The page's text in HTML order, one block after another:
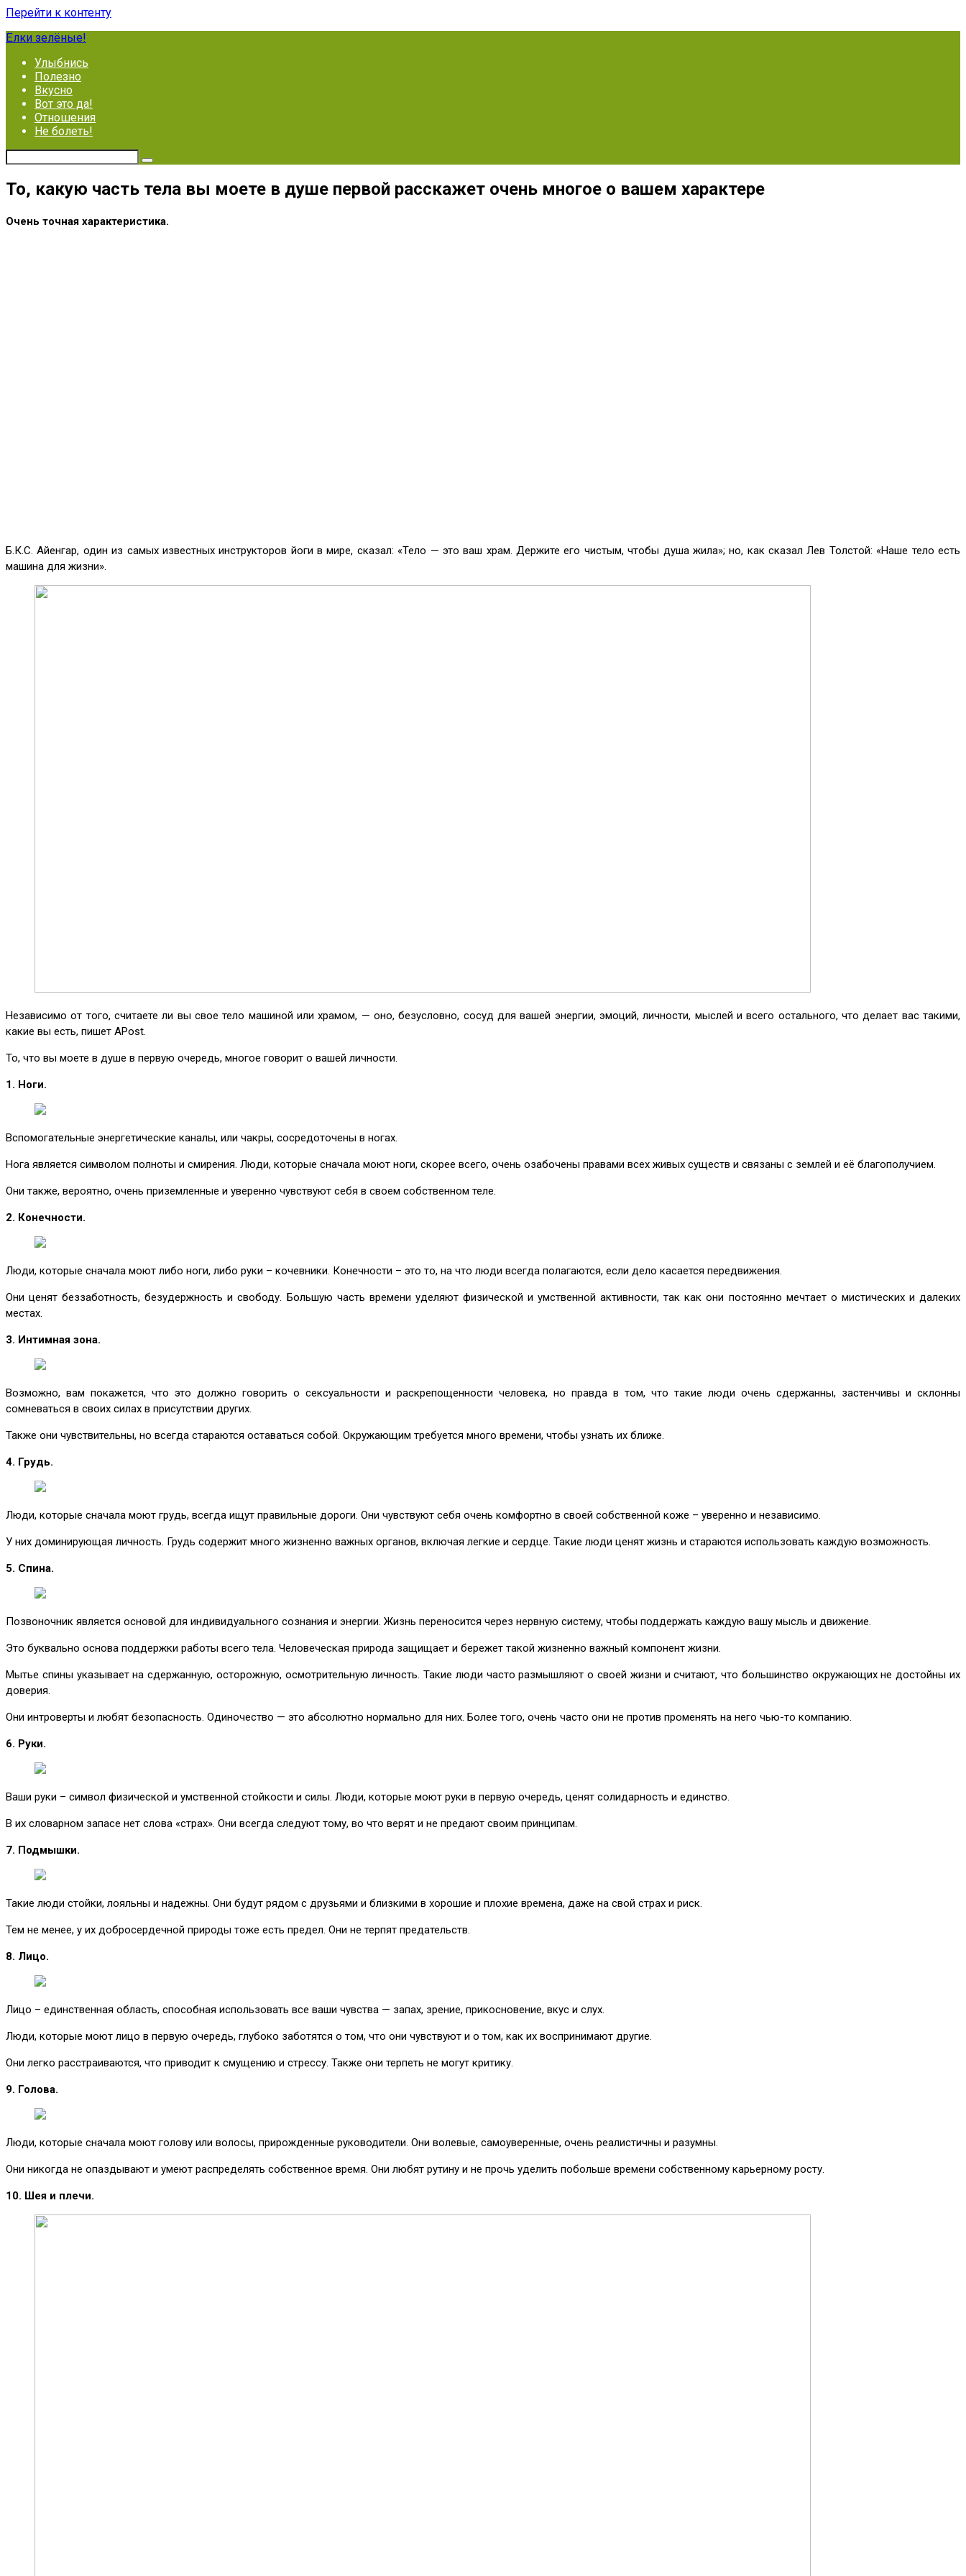
Перейти к контенту
Ёлки зелёные!
Улыбнись
Полезно
Вкусно
Вот это да!
Отношения
Не болеть!
То, какую часть тела вы моете в душе первой расскажет очень многое о вашем характере
Очень точная характеристика.
Б.К.С. Айенгар, один из самых известных инструкторов йоги в мире, сказал: «Тело — это ваш храм. Держите его чистым, чтобы душа жила»; но, как сказал Лев Толстой: «Наше тело есть
машина для жизни».
Независимо от того, считаете ли вы свое тело машиной или храмом, — оно, безусловно, сосуд для вашей энергии, эмоций, личности, мыслей и всего остального, что делает вас такими,
какие вы есть, пишет APost.
То, что вы моете в душе в первую очередь, многое говорит о вашей личности.
1. Ноги.
Вспомогательные энергетические каналы, или чакры, сосредоточены в ногах.
Нога является символом полноты и смирения. Люди, которые сначала моют ноги, скорее всего, очень озабочены правами всех живых существ и связаны с землей и её благополучием.
Они также, вероятно, очень приземленные и уверенно чувствуют себя в своем собственном теле.
2. Конечности.
Люди, которые сначала моют либо ноги, либо руки – кочевники. Конечности – это то, на что люди всегда полагаются, если дело касается передвижения.
Они ценят беззаботность, безудержность и свободу. Большую часть времени уделяют физической и умственной активности, так как они постоянно мечтает о мистических и далеких
местах.
3. Интимная зона.
Возможно, вам покажется, что это должно говорить о сексуальности и раскрепощенности человека, но правда в том, что такие люди очень сдержанны, застенчивы и склонны
сомневаться в своих силах в присутствии других.
Также они чувствительны, но всегда стараются оставаться собой. Окружающим требуется много времени, чтобы узнать их ближе.
4. Грудь.
Люди, которые сначала моют грудь, всегда ищут правильные дороги. Они чувствуют себя очень комфортно в своей собственной коже – уверенно и независимо.
У них доминирующая личность. Грудь содержит много жизненно важных органов, включая легкие и сердце. Такие люди ценят жизнь и стараются использовать каждую возможность.
5. Спина.
Позвоночник является основой для индивидуального сознания и энергии. Жизнь переносится через нервную систему, чтобы поддержать каждую вашу мысль и движение.
Это буквально основа поддержки работы всего тела. Человеческая природа защищает и бережет такой жизненно важный компонент жизни.
Мытье спины указывает на сдержанную, осторожную, осмотрительную личность. Такие люди часто размышляют о своей жизни и считают, что большинство окружающих не достойны их
доверия.
Они интроверты и любят безопасность. Одиночество — это абсолютно нормально для них. Более того, очень часто они не против променять на него чью-то компанию.
6. Руки.
Ваши руки – символ физической и умственной стойкости и силы. Люди, которые моют руки в первую очередь, ценят солидарность и единство.
В их словарном запасе нет слова «страх». Они всегда следуют тому, во что верят и не предают своим принципам.
7. Подмышки.
Такие люди стойки, лояльны и надежны. Они будут рядом с друзьями и близкими в хорошие и плохие времена, даже на свой страх и риск.
Тем не менее, у их добросердечной природы тоже есть предел. Они не терпят предательств.
8. Лицо.
Лицо – единственная область, способная использовать все ваши чувства — запах, зрение, прикосновение, вкус и слух.
Люди, которые моют лицо в первую очередь, глубоко заботятся о том, что они чувствуют и о том, как их воспринимают другие.
Они легко расстраиваются, что приводит к смущению и стрессу. Также они терпеть не могут критику.
9. Голова.
Люди, которые сначала моют голову или волосы, прирожденные руководители. Они волевые, самоуверенные, очень реалистичны и разумны.
Они никогда не опаздывают и умеют распределять собственное время. Они любят рутину и не прочь уделить побольше времени собственному карьерному росту.
10. Шея и плечи.